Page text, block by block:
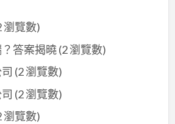
瀏覽數)
答案揭曉(2 瀏覽數)
(2 瀏覽數)
(2 瀏覽數)
瀏覽數)